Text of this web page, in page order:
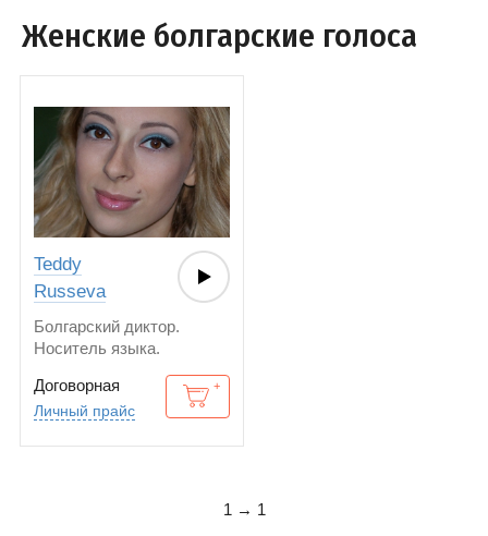
Женские болгарские голоса
Teddy
Russeva
Болгарский диктор.
Носитель языка.
Договорная
Личный прайс
1 → 1